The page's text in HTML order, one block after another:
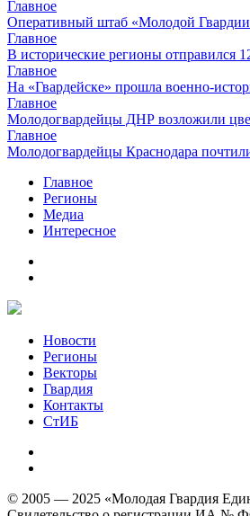
Главное
Оперативный штаб «Молодой
Главное
В исторические регионы отправился
Главное
На «Гвардейске» прошла военно-
Главное
Молодогвардейцы ДНР возложили
Главное
Молодогвардейцы Краснодара
Главное
Регионы
Медиа
Интересное
Новости
Регионы
Векторы
Гвардия
Контакты
СтИБ
© 2005 — 2025 «Молодая Гвардия